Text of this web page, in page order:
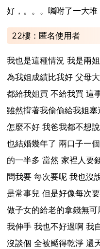
好，。。。囑咐了一大
22樓：匿名使用者
我也是這種情況 我是兩
為我姐成績比我好 父母
都給我姐買 不給我買 這
雖然揹著我偷偷給我姐
怎麼不好 我爸我都不想
也結婚幾年了 兩口子一
的一半多 當然 家裡人要
問我要 每次要呢 我也沒
是常事兒 但是好像每次
做子女的給老的拿錢無
我伸手 我也不好過啊 我
沒談個 全被颳得乾淨 還